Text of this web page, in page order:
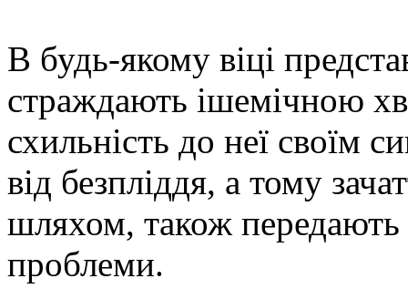
В будь-якому віці
страждають ішемічною
схильність до неї своїм
від безпліддя, а тому
шляхом, також передають
проблеми.